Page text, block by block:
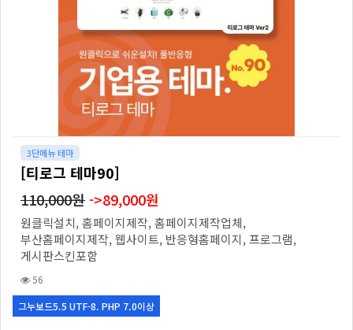
3단메뉴 테마
[티로그 테마90]
110,000원->89,000원
원클릭설치, 홈페이지제작, 홈페이지제작업체,
부산홈페이지제작, 웹사이트, 반응형홈페이지, 프로그램,
게시판스킨포함
56
그누보드5.5 UTF-8. PHP 7.0이상